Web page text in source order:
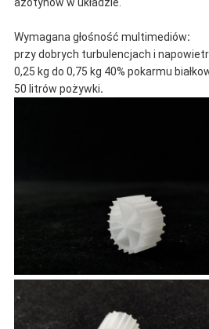
azotynów w układzie.
Wymagana głośność multimediów:
przy dobrych turbulencjach i
0,25 kg do 0,75 kg 40% pokarmu
50 litrów pożywki.